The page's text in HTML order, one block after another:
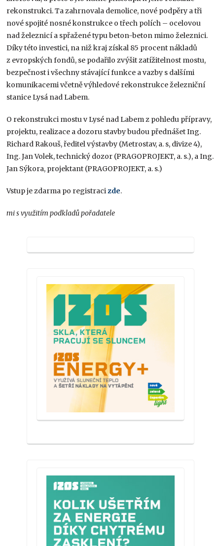
rekonstrukci. Ta zahrnovala demolice, nové podpěry a tři
nové spojité nosné konstrukce o třech polích – ocelovou
nad železnicí a spřažené typu beton-beton mimo železnici.
Díky této investici, na niž kraj získal 85 procent nákladů
z evropských fondů, se podařilo zvýšit zatížitelnost mostu,
bezpečnost i všechny stávající funkce a vazby s dalšími
komunikacemi včetně výhledové rekonstrukce železniční
stanice Lysá nad Labem.
O rekonstrukci mostu v Lysé nad Labem z pohledu přípravy,
projektu, realizace a dozoru stavby budou přednášet Ing.
Richard Rakouš, ředitel výstavby (Metrostav, a. s, divize 4),
Ing. Jan Volek, technický dozor (PRAGOPROJEKT, a. s.), a Ing.
Jan Sýkora, projektant (PRAGOPROJEKT, a. s.)
Vstup je zdarma po registraci zde.
mi s využitím podkladů pořadatele